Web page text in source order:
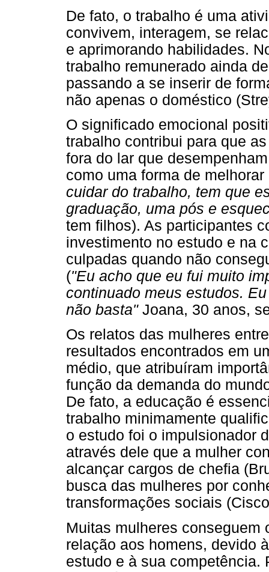
De fato, o trabalho é uma
convivem, interagem, se
e aprimorando habilidades.
trabalho remunerado ainda
passando a se inserir de
não apenas o doméstico
O significado emocional
trabalho contribui para que
fora do lar que
como uma forma de
cuidar do trabalho, tem que
graduação, uma pós e
tem filhos). As participantes
investimento no estudo e na
culpadas quando não
("Eu acho que eu fui muito
continuado meus estudos.
não basta"Joana, 30 anos,
Os relatos das mulheres
resultados encontrados em
médio, que atribuíram
função da demanda do
De fato, a educação é
trabalho minimamente
o estudo foi o impulsionador
através dele que a mulher
alcançar cargos de chefia
busca das mulheres por
transformações sociais
Muitas mulheres conseguem
relação aos homens, devido
estudo e à sua competência.